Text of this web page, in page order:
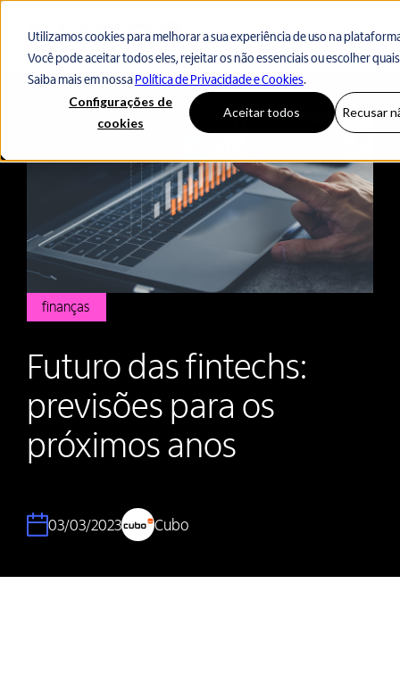
Utilizamos cookies para melhorar a sua experiência de uso na
Você pode aceitar todos eles, rejeitar os não essenciais ou escolher
Saiba mais em nossa Política de Privacidade e Cookies.
Configurações de
cookies
Aceitar todos Recusar
Voltar ao início
finanças
Futuro das fintechs:
previsões para os
próximos anos
03/03/2023 Cubo